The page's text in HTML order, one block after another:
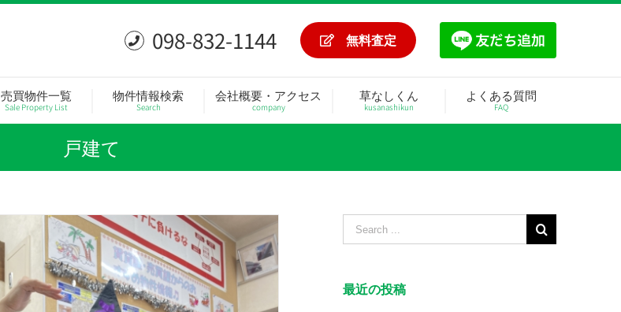
098-832-1144 無料査定
売買物件一覧
Sale Property List
物件情報検索
Search
会社概要・アクセス
company
草なしくん
kusanashikun
よくある質問
FAQ
戸建て
Search
for:
最近の投稿